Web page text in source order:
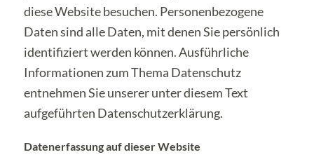
diese Website besuchen. Personenbezogene
Daten sind alle Daten, mit denen Sie persönlich
identifiziert werden können. Ausführliche
Informationen zum Thema Datenschutz
entnehmen Sie unserer unter diesem Text
aufgeführten Datenschutzerklärung.
Datenerfassung auf dieser Website